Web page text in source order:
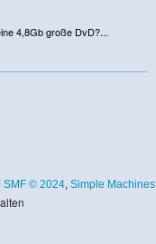
4,8Gb große DvD?...
SMF © 2024, Simple Machines